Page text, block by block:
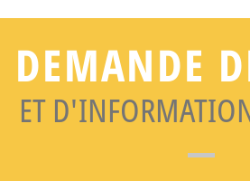
DEMANDE
ET